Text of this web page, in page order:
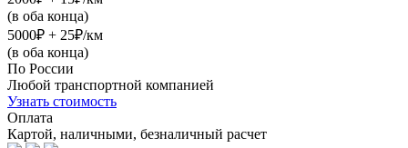
(в оба конца)
5000₽ + 25₽/км
(в оба конца)
По России
Любой транспортной компанией
Узнать стоимость
Оплата
Картой, наличными, безналичный расчет